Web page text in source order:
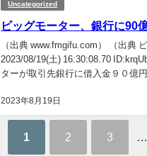
Uncategorized
ビッグモーター、銀行に90
2023年8月19日
（出典 www.fmgifu.com） （出典
2023/08/19(土) 16:30:08.70
ターが取引先銀行に借入金９０億
1 2 3